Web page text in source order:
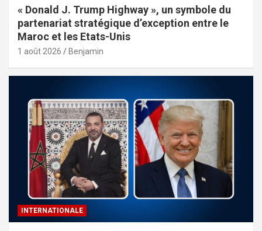
« Donald J. Trump Highway », un symbole du
partenariat stratégique d’exception entre le
Maroc et les Etats-Unis
1 août 2026 Benjamin
INTERNATIONALE